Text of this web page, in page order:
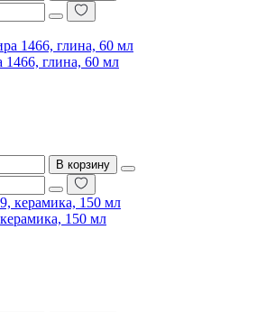
глина, 60 мл
В корзину
150 мл